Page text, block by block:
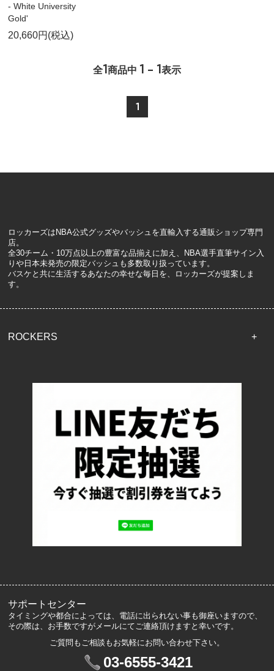
- White University
Gold'
20,660円(税込)
全1商品中 1 - 1表示
1
ロッカーズはNBA公式グッズやバッシュを直輸入する通販ショップ専門
店。
全30チーム・10万点以上の豊富な品揃えに加え、NBA選手直筆サイン入
りや日本未発売の限定バッシュも多数取り扱っています。
バスケと共に生活するあなたの幸せな毎日を、ロッカーズが提案しま
す。
ROCKERS
配送・送料について
返品について
お支払い方法について
特定商取引法に基づく表記
プライバシーポリシー
ロッカーズについて
サポートセンター
タイミングや都合によっては、電話に出られない事も御座いますので、
その際は、お手数ですがメールにてご連絡頂けますと幸いです。
ご質問もご相談もお気軽にお問い合わせ下さい。
03-6555-3421